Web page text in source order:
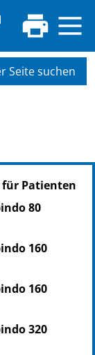
Seite suchen
Patienten
80
160
160
320